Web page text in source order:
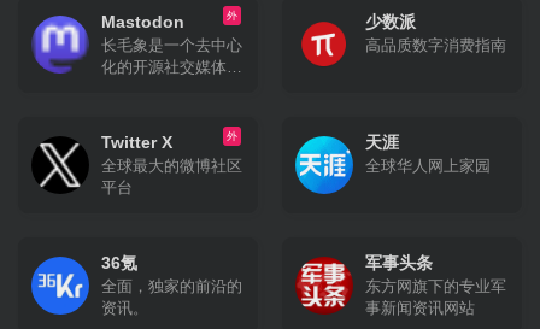
等。
Facebook由马克·扎
克伯格及其哈佛大学
室友于2004年2月4
日创立，最初名
提供的包含照片和联
系信息的通讯录。
。它被广泛认为是
“互联网的头版”，因
为用户可以在这里浏
外
Mastodon
长毛象是一个去中心
化的开源社交媒体平
（称为“微博客”），
类似于Twitter。然
而，与Twitter不同的
是，Mastodon不依
实例（即独立运行的
服务器）组成的联邦
网络。
少数派
高品质数字消费指南
外
Twitter X
全球最大的微博社区
平台
天涯
全球华人网上家园
36氪
全面，独家的前沿的
资讯。
军事头条
东方网旗下的专业军
事新闻资讯网站